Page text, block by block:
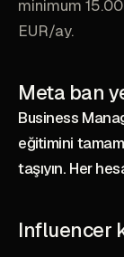
minimum
EUR/ay.
Meta ban
Business
eğitimini
taşıyın. Her
Influencer